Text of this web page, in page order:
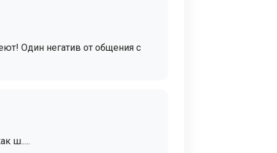
Один негатив от общения с
ш.....